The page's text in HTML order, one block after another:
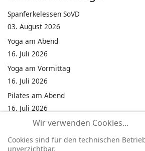
Spanferkelessen SoVD
03. August 2026
Yoga am Abend
16. Juli 2026
Yoga am Vormittag
16. Juli 2026
Pilates am Abend
16. Juli 2026
Jumping Fitness Intervall
16. Juli 2026
Wir verwenden Cookies...
Cookies sind für den technischen
unverzichtbar.